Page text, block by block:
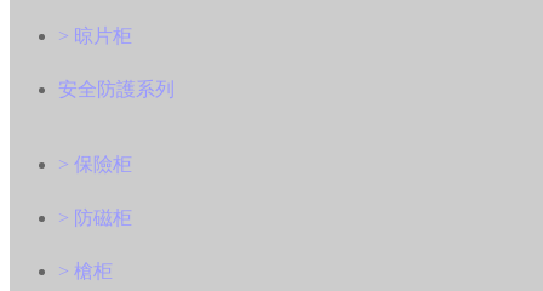
> 晾片柜
安全防護系列
> 保險柜
> 防磁柜
> 槍柜